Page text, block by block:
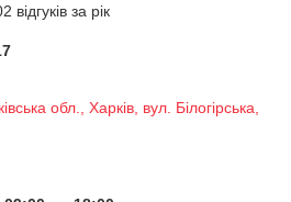
за рік
обл., Харків, вул. Білогірська,